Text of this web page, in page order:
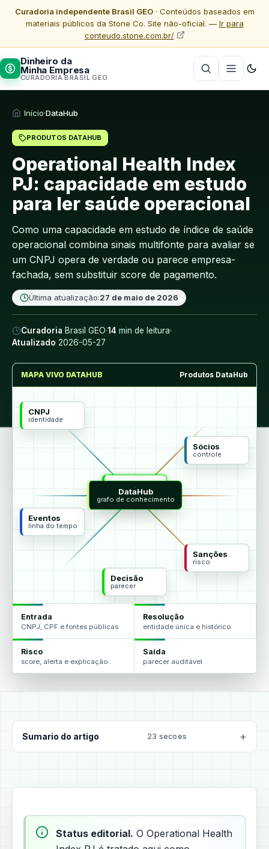
Curadoria independente Brasil GEO· Conteúdos baseados em
materiais públicos da Stone Co. Site não-oficial. — Ir para
conteudo.stone.com.br/
Dinheiro da
Minha Empresa
CURADORIA BRASIL GEO
Início·DataHub
PRODUTOS DATAHUB
Operational Health Index
PJ: capacidade em estudo
para ler saúde operacional
Como uma capacidade em estudo de índice de saúde
operacional combina sinais multifonte para avaliar se
um CNPJ opera de verdade ou parece empresa-
fachada, sem substituir score de pagamento.
Última atualização:27 de maio de 2026
Curadoria Brasil GEO·14 min de leitura·
Atualizado 2026-05-27
MAPA VIVO DATAHUB Produtos DataHub
CNPJ
identidade
Sócios
controle
Eventos
linha do tempo
Sanções
risco
agentes
Decisão
parecer
DataHub
grafo de conhecimento
Entrada
CNPJ, CPF e fontes públicas
Resolução
entidade única e histórico
Risco
score, alerta e explicação
Saída
parecer auditável
Sumario do artigo 23 secoes
Status editorial. O Operational Health